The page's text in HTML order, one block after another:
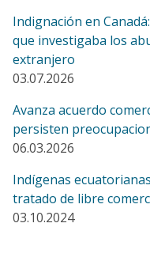
BLOG ENTRY
Comunidades
le dicen a la
Libre Comercio entre
05.02.2026
BLOG ENTRY
de Santurbán
gobierno canadiense
10.12.2025
Indignación en
que investigaba los
extranjero
03.07.2026
Avanza acuerdo
persisten
06.03.2026
Indígenas
tratado de libre
03.10.2024